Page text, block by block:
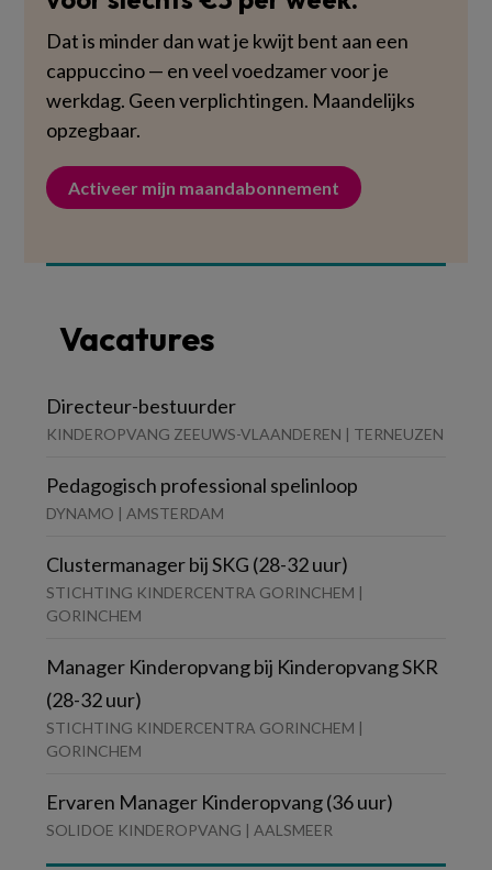
Dat is minder dan wat je kwijt bent aan een
cappuccino — en veel voedzamer voor je
werkdag. Geen verplichtingen. Maandelijks
opzegbaar.
Activeer mijn maandabonnement
Vacatures
Directeur-bestuurder
KINDEROPVANG ZEEUWS-VLAANDEREN | TERNEUZEN
Pedagogisch professional spelinloop
DYNAMO | AMSTERDAM
Clustermanager bij SKG (28-32 uur)
STICHTING KINDERCENTRA GORINCHEM |
GORINCHEM
Manager Kinderopvang bij Kinderopvang SKR
(28-32 uur)
STICHTING KINDERCENTRA GORINCHEM |
GORINCHEM
Ervaren Manager Kinderopvang (36 uur)
SOLIDOE KINDEROPVANG | AALSMEER